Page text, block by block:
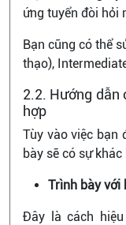
ứng tuyển đòi hỏi
Bạn cũng có thể
thạo),
2.2. Hướng dẫn
hợp
Tùy vào việc bạn
bày sẽ có sự
Trình bày với
Đây là cách